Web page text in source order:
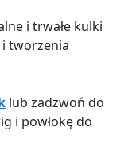
i trwałe kulki
i tworzenia
lub zadzwoń do
i powłokę do